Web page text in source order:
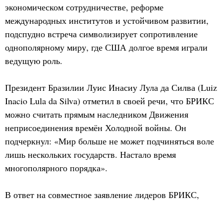
экономическом сотрудничестве, реформе
международных институтов и устойчивом развитии,
подспудно встреча символизирует сопротивление
однополярному миру, где США долгое время играли
ведущую роль.
Президент Бразилии Луис Инасиу Лула да Силва (Luiz
Inacio Lula da Silva) отметил в своей речи, что БРИКС
можно считать прямым наследником Движения
неприсоединения времён Холодной войны. Он
подчеркнул: «Мир больше не может подчиняться воле
лишь нескольких государств. Настало время
многополярного порядка».
В ответ на совместное заявление лидеров БРИКС,